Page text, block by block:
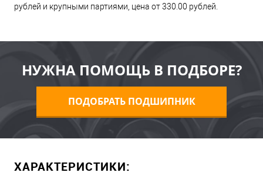
рублей и крупными партиями, цена от 330.00 рублей.
НУЖНА ПОМОЩЬ В ПОДБОРЕ?
ПОДОБРАТЬ ПОДШИПНИК
ХАРАКТЕРИСТИКИ: